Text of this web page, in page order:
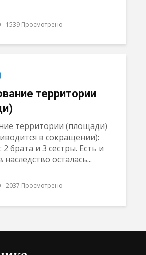
1539 Просмотрено
территории
территории (площади)
в сокращении):
2 брата и 3 сестры. Есть и
осталась...
2037 Просмотрено